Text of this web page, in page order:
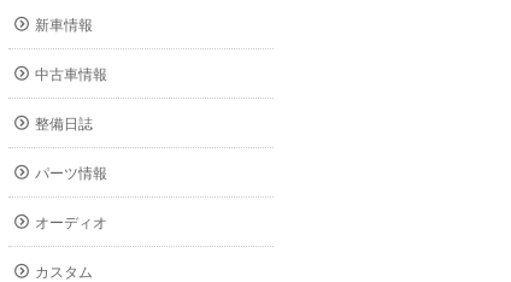
新車情報
中古車情報
整備日誌
パーツ情報
オーディオ
カスタム